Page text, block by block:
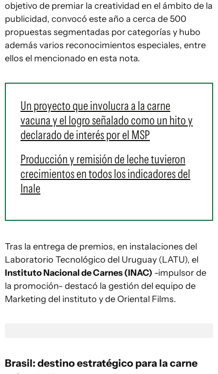
objetivo de premiar la creatividad en el ámbito de la
publicidad, convocó este año a cerca de 500
propuestas segmentadas por categorías y hubo
además varios reconocimientos especiales, entre
ellos el mencionado en esta nota.
Un proyecto que involucra a la carne
vacuna y el logro señalado como un hito y
declarado de interés por el MSP
Producción y remisión de leche tuvieron
crecimientos en todos los indicadores del
Inale
Tras la entrega de premios, en instalaciones del
Laboratorio Tecnológico del Uruguay (LATU), el
Instituto Nacional de Carnes (INAC) -impulsor de
la promoción- destacó la gestión del equipo de
Marketing del instituto y de Oriental Films.
Brasil: destino estratégico para la carne